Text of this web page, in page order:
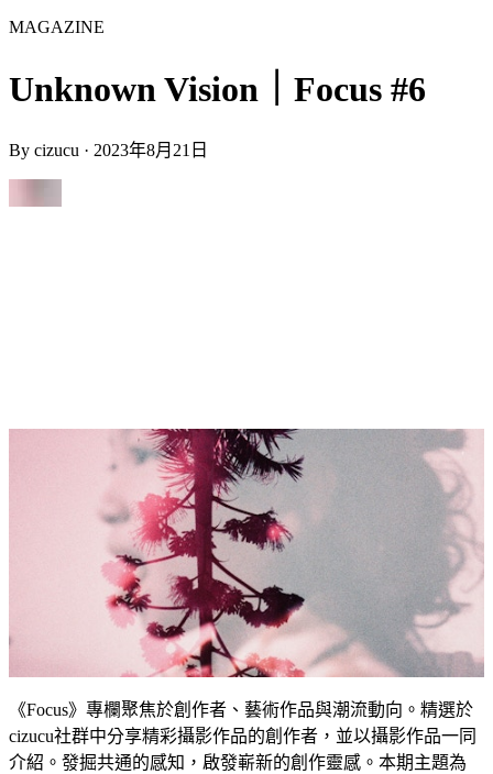
MAGAZINE
Unknown Vision｜Focus #6
By cizucu · 2023年8月21日
《Focus》專欄聚焦於創作者、藝術作品與潮流動向。精選於
cizucu社群中分享精彩攝影作品的創作者，並以攝影作品一同
介紹。發掘共通的感知，啟發嶄新的創作靈感。本期主題為